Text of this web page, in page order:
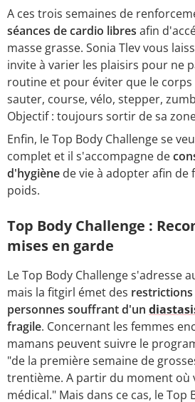
A ces trois semaines de
séances de cardio libres afin
masse grasse. Sonia Tlev vous
invite à varier les plaisirs pour ne
routine et pour éviter que le corps
sauter, course, vélo, stepper,
Objectif : toujours sortir de sa
Enfin, le Top Body Challenge se
complet et il s'accompagne de
d'hygiène de vie à adopter afin de
poids.
Top Body Challenge :
mises en garde
Le Top Body Challenge s'adresse
mais la fitgirl émet des
personnes souffrant d'un
fragile. Concernant les femmes
mamans peuvent suivre le
"de la première semaine de
trentième. A partir du moment où
médical." Mais dans ce cas, le Top